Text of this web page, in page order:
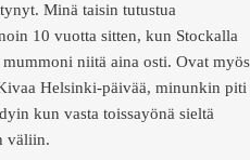
Minä taisin tutustua
10 vuotta sitten, kun Stockalla
niitä aina osti. Ovat myös
Helsinki-päivää, minunkin piti
kun vasta toissayönä sieltä
väliin.